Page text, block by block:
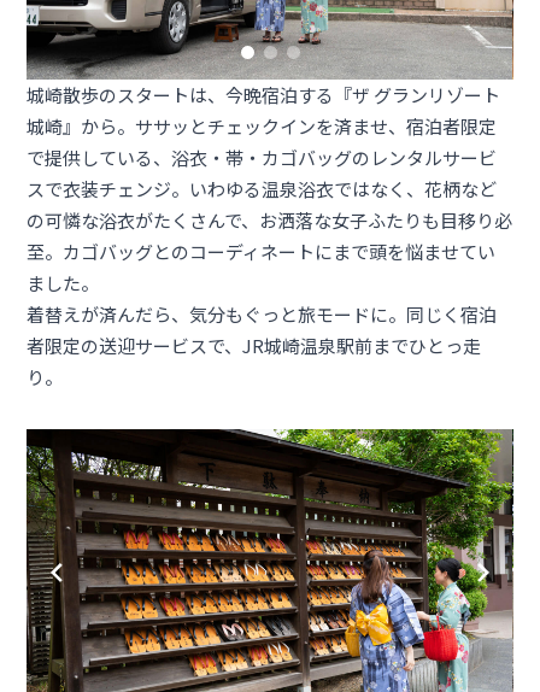
城崎散歩のスタートは、今晩宿泊する『ザ グランリゾート
城崎』から。ササッとチェックインを済ませ、宿泊者限定
で提供している、浴衣・帯・カゴバッグのレンタルサービ
スで衣装チェンジ。いわゆる温泉浴衣ではなく、花柄など
の可憐な浴衣がたくさんで、お洒落な女子ふたりも目移り必
至。カゴバッグとのコーディネートにまで頭を悩ませてい
ました。
着替えが済んだら、気分もぐっと旅モードに。同じく宿泊
者限定の送迎サービスで、JR城崎温泉駅前までひとっ走
り。